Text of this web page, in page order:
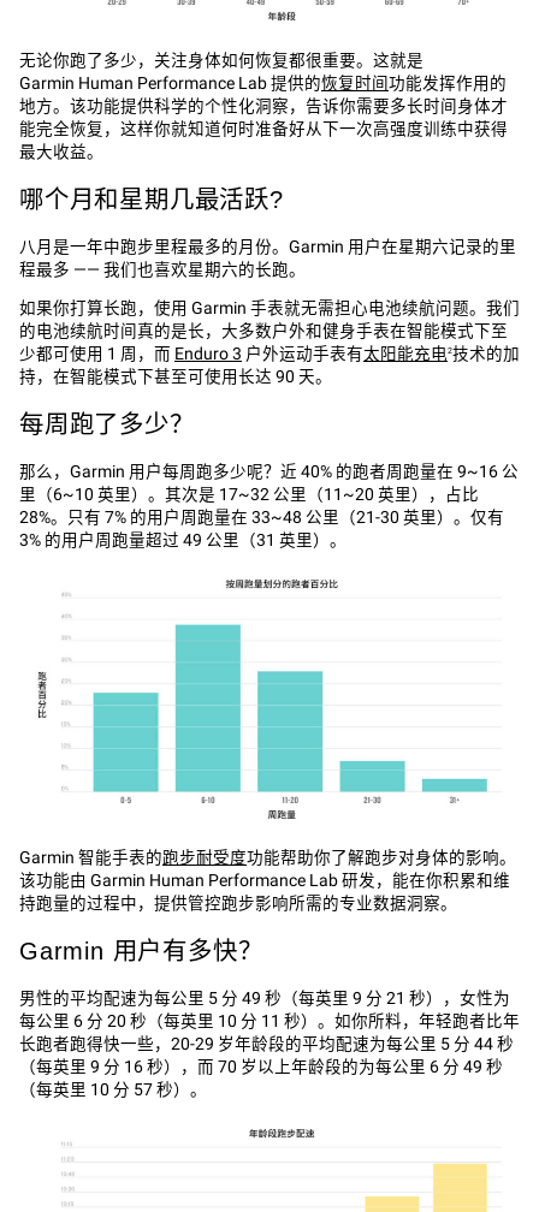
无论你跑了多少，关注身体如何恢复都很重要。这就是
Garmin Human Performance Lab 提供的‌恢复时间‌功能发挥作用的
地方。该功能提供科学的个性化洞察，告诉你需要多长时间身体才
能完全恢复，这样你就知道何时准备好从下一次高强度训练中获得
最大收益。
哪个月和星期几最活跃?
八月是一年中跑步里程最多的月份。Garmin 用户在星期六记录的里
程最多 —— 我们也喜欢星期六的长跑。
如果你打算长跑，使用 Garmin 手表就无需担心电池续航问题。我们
的电池续航时间真的是长，大多数户外和健身手表在智能模式下至
少都可使用 1 周，而 Enduro 3 户外运动手表有太阳能充电2技术的加
持，在智能模式下甚至可使用长达 90 天。
每周跑了多少？
那么，Garmin 用户每周跑多少呢？近 40% 的跑者周跑量在 9~16 公
里（6~10 英里）。其次是 17~32 公里（11~20 英里），占比
28%。只有 7% 的用户周跑量在 33~48 公里（21-30 英里）。仅有
3% 的用户周跑量超过 49 公里（31 英里）。
Garmin 智能手表的‌跑步耐受度‌功能帮助你了解跑步对身体的影响。
该功能由 Garmin Human Performance Lab 研发，能在你积累和维
持跑量的过程中，提供管控跑步影响所需的专业数据洞察。
Garmin 用户有多快？
男性的平均配速为每公里 5 分 49 秒（每英里 9 分 21 秒），女性为
每公里 6 分 20 秒（每英里 10 分 11 秒）。如你所料，年轻跑者比年
长跑者跑得快一些，20-29 岁年龄段的平均配速为每公里 5 分 44 秒
（每英里 9 分 16 秒），而 70 岁以上年龄段的为每公里 6 分 49 秒
（每英里 10 分 57 秒）。